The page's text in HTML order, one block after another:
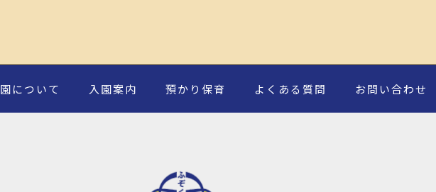
園について 入園案内 預かり保育 よくある質問 お問い合わせ